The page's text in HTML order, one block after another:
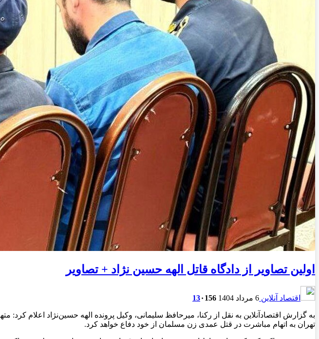
اولین تصاویر از دادگاه قاتل الهه حسین نژاد + تصاویر
اقتصاد آنلاین 6 مرداد 1404 13۰ 156
به گزارش اقتصادآنلاین به نقل از رکنا، میرحافظ سلیمانی، وکیل پرونده الهه حسین‌نژاد اعلام
تهران به اتهام مباشرت در قتل عمدی زن مسلمان از خود دفاع خواهد کرد.